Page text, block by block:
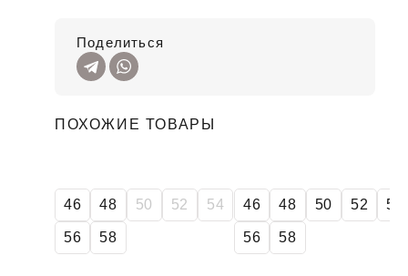
Поделиться
ПОХОЖИЕ ТОВАРЫ
46 48 50 52 54
56 58
46 48 50 52 54
56 58